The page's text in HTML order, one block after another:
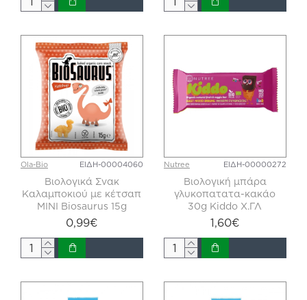
Ola-Bio ΕΙΔΗ-00004060
Βιολογικά Σνακ
Καλαμποκιού με κέτσαπ
ΜΙΝΙ Biosaurus 15g
0,99€
Nutree ΕΙΔΗ-00000272
Βιολογική μπάρα
γλυκοπατατα-κακάο
30g Kiddo Χ.ΓΛ
1,60€